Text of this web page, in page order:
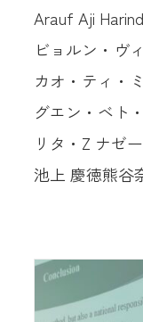
Arauf Aji
ビョルン・ヴ
カオ・ティ・
グエン・ベト
リタ・Z ナゼ
池上 慶徳熊谷